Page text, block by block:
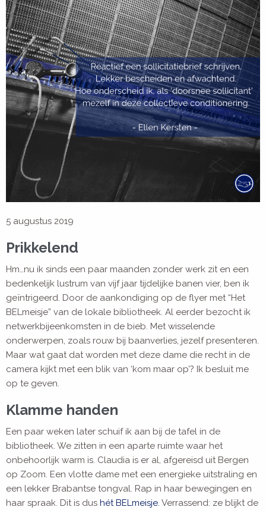
5 augustus 2019
Prikkelend
Hm…nu ik sinds een paar maanden zonder werk zit en een
bedenkelijk lustrum van vijf jaar tijdelijke banen vier, ben ik
geïntrigeerd. Door de aankondiging op de flyer met “Het
BELmeisje” van de lokale bibliotheek. Al eerder bezocht ik
netwerkbijeenkomsten in de bieb. Met wisselende
onderwerpen, zoals rouw bij baanverlies, jezelf presenteren.
Maar wat gaat dat worden met deze dame die recht in de
camera kijkt met een blik van ‘kom maar op’? Ik besluit me
op te geven.
Klamme handen
Een paar weken later schuif ik aan bij de tafel in de
bibliotheek. We zitten in een aparte ruimte waar het
onbehoorlijk warm is. Claudia is er al, afgereisd uit Bergen
op Zoom. Een vlotte dame met een energieke uitstraling en
een lekker Brabantse tongval. Rap in haar bewegingen en
haar spraak. Dit is dus hét BELmeisje. Verrassend: ze blijkt de